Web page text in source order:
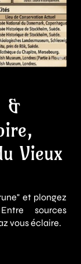
&
Vieux
et plongez
sources
vous éclaire.